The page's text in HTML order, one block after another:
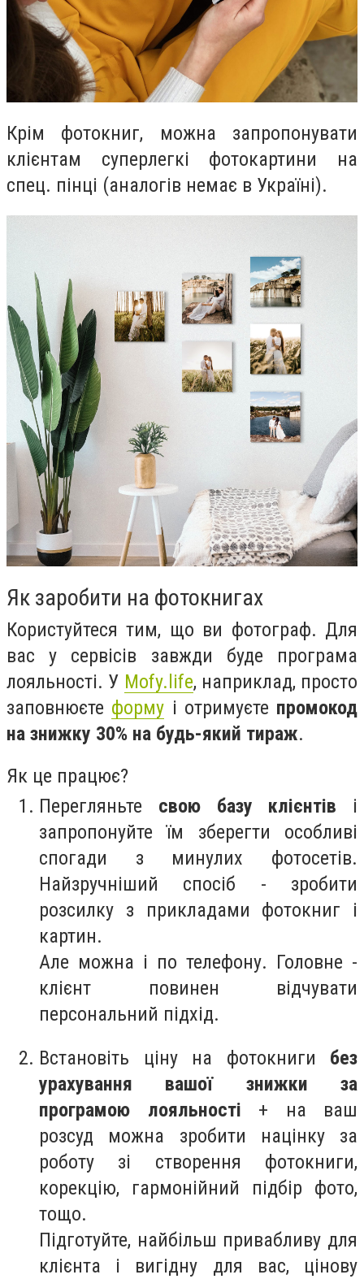
Крім фотокниг, можна запропонувати
клієнтам суперлегкі фотокартини на
спец. пінці (аналогів немає в Україні).
Як заробити на фотокнигах
Користуйтеся тим, що ви фотограф. Для
вас у сервісів завжди буде програма
лояльності. У Mofy.life, наприклад, просто
заповнюєте форму і отримуєте промокод
на знижку 30% на будь-який тираж.
Як це працює?
Перегляньте свою базу клієнтів і
запропонуйте їм зберегти особливі
спогади з минулих фотосетів.
Найзручніший спосіб - зробити
розсилку з прикладами фотокниг і
картин.
Але можна і по телефону. Головне -
клієнт повинен відчувати
персональний підхід.
Встановіть ціну на фотокниги без
урахування вашої знижки за
програмою лояльності + на ваш
розсуд можна зробити націнку за
роботу зі створення фотокниги,
корекцію, гармонійний підбір фото,
тощо.
Підготуйте, найбільш привабливу для
клієнта і вигідну для вас, цінову